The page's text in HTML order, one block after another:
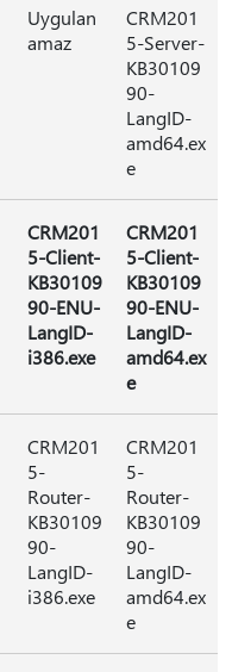
Uygulan
amaz
CRM201
5-Server-
KB30109
90-
LangID-
amd64.ex
e
CRM201
5-Client-
KB30109
90-ENU-
LangID-
i386.exe
CRM201
5-Client-
KB30109
90-ENU-
LangID-
amd64.ex
e
CRM201
5-
Router-
KB30109
90-
LangID-
i386.exe
CRM201
5-
Router-
KB30109
90-
LangID-
amd64.ex
e